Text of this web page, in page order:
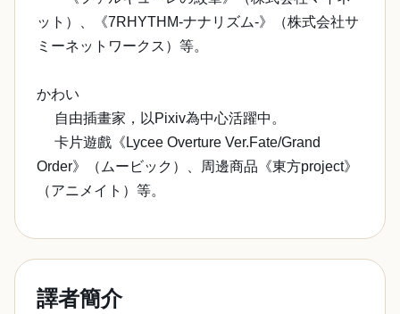
ット）、《7RHYTHM-ナナリズム-》（株式会社サ
ミーネットワークス）等。
かわい
自由插畫家，以Pixiv為中心活躍中。
卡片遊戲《Lycee Overture Ver.Fate/Grand
Order》（ムービック）、周邊商品《東方project》
（アニメイト）等。
譯者簡介